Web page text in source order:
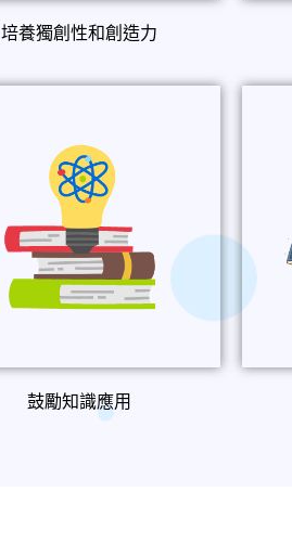
培養獨創性和創造力
鼓勵知識應用